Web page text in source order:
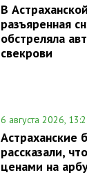
В
разъяренная
обстреляла
свекрови
6 августа 2026,
Астраханские
рассказали,
ценами на